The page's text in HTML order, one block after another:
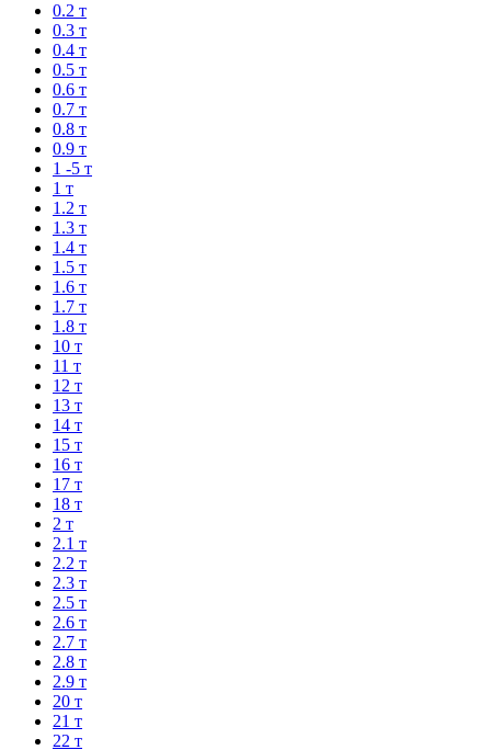
0.2 т
0.3 т
0.4 т
0.5 т
0.6 т
0.7 т
0.8 т
0.9 т
1 -5 т
1 т
1.2 т
1.3 т
1.4 т
1.5 т
1.6 т
1.7 т
1.8 т
10 т
11 т
12 т
13 т
14 т
15 т
16 т
17 т
18 т
2 т
2.1 т
2.2 т
2.3 т
2.5 т
2.6 т
2.7 т
2.8 т
2.9 т
20 т
21 т
22 т